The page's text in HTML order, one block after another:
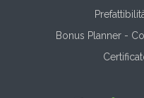
Bonus Planner -